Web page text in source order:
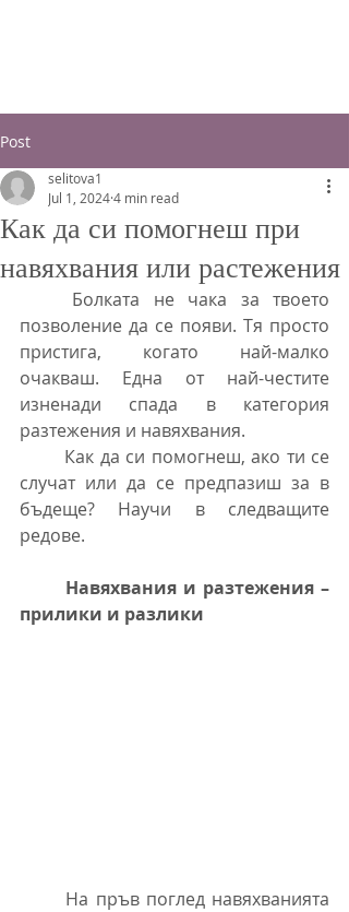
Post
Как да си помогнеш при
навяхвания или растежения
selitova1
Jul 1, 20244 min read
позволение да се появи. Тя просто
пристига, когато най-малко
очакваш. Една от най-честите
изненади спада в категория
разтежения и навяхвания.
случат или да се предпазиш за в
бъдеще? Научи в следващите
редове.
прилики и разлики